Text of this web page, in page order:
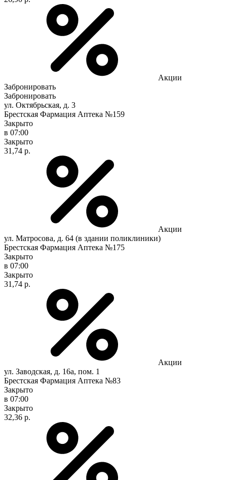
Акции
Забронировать
Забронировать
ул. Октябрьская, д. 3
Брестская Фармация Аптека №159
Закрыто
в 07:00
Закрыто
31,74 р.
Акции
ул. Матросова, д. 64 (в здании поликлиники)
Брестская Фармация Аптека №175
Закрыто
в 07:00
Закрыто
31,74 р.
Акции
ул. Заводская, д. 16а, пом. 1
Брестская Фармация Аптека №83
Закрыто
в 07:00
Закрыто
32,36 р.